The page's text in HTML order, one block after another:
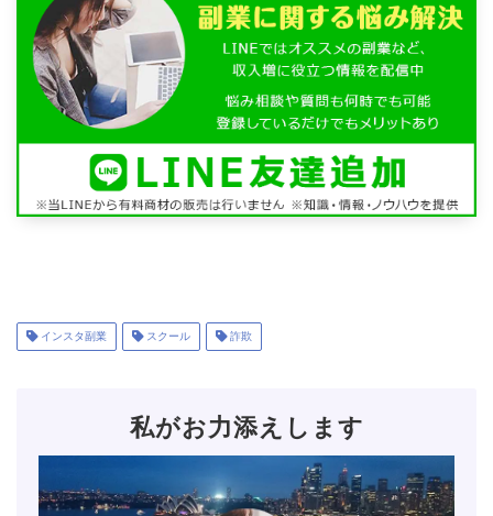
インスタ副業 スクール 詐欺
私がお力添えします